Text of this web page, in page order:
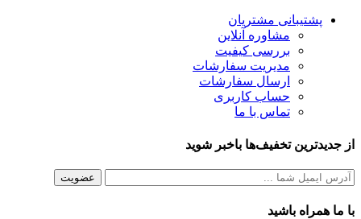
پشتیبانی مشتریان
مشاوره آنلاین
بررسی کیفیت
مدیریت سفارشات
ارسال سفارشات
حساب کاربری
تماس با ما
از جدیدترین تخفیف‌ها باخبر شوید
با ما همراه باشید